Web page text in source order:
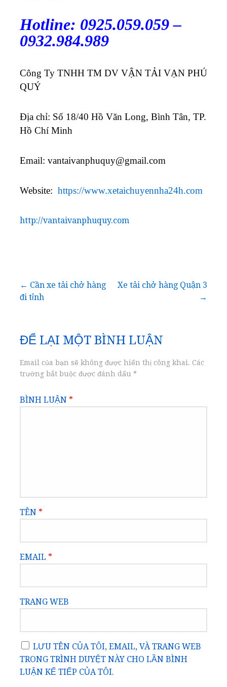
Hotline: 0925.059.059 –
0932.984.989
Công Ty TNHH TM DV VẬN TẢI VẠN PHÚ
QUÝ
Địa chỉ: Số 18/40 Hồ Văn Long, Bình Tân, TP.
Hồ Chí Minh
Email: vantaivanphuquy@gmail.com
Website: https://www.xetaichuyennha24h.com
http://vantaivanphuquy.com
Điều
bài
viết
← Cần xe tải chở hàng
đi tỉnh
Xe tải chở hàng Quận 3
→
ĐỂ LẠI MỘT BÌNH LUẬN
Email của bạn sẽ không được hiển thị công khai. Các
trường bắt buộc được đánh dấu *
BÌNH LUẬN *
TÊN *
EMAIL *
TRANG WEB
LƯU TÊN CỦA TÔI, EMAIL, VÀ TRANG WEB
TRONG TRÌNH DUYỆT NÀY CHO LẦN BÌNH
LUẬN KẾ TIẾP CỦA TÔI.